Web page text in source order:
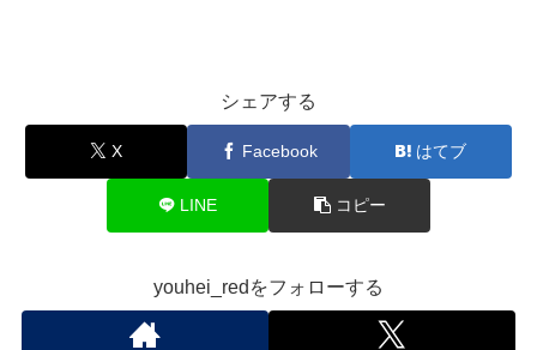
シェアする
X Facebook はてブ
LINE コピー
youhei_redをフォローする